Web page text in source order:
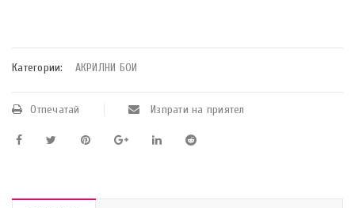
Категории: АКРИЛНИ БОИ
Отпечатай Изпрати на приятел